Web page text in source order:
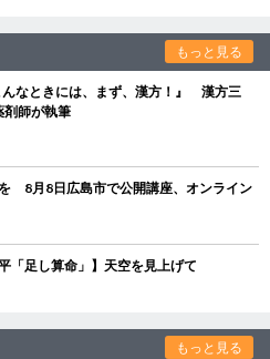
もっと見る
んなときには、まず、漢方！』 漢方三
剤師が執筆
8月8日広島市で公開講座、オンライン
「足し算命」】天空を見上げて
もっと見る